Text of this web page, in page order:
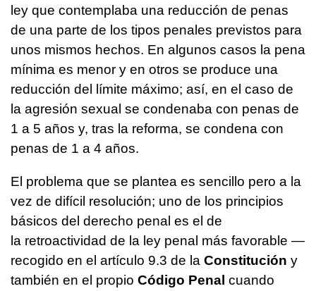
ley que contemplaba una reducción de penas
de una parte de los tipos penales previstos para
unos mismos hechos. En algunos casos la pena
mínima es menor y en otros se produce una
reducción del límite máximo; así, en el caso de
la agresión sexual se condenaba con penas de
1 a 5 años y, tras la reforma, se condena con
penas de 1 a 4 años.
El problema que se plantea es sencillo pero a la
vez de difícil resolución; uno de los principios
básicos del derecho penal es el de
la retroactividad de la ley penal más favorable —
recogido en el artículo 9.3 de la Constitución y
también en el propio Código Penal cuando